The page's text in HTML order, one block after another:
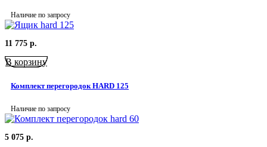
Наличие по запросу
11 775 р.
В корзину
Комплект перегородок HARD 125
Наличие по запросу
5 075 р.